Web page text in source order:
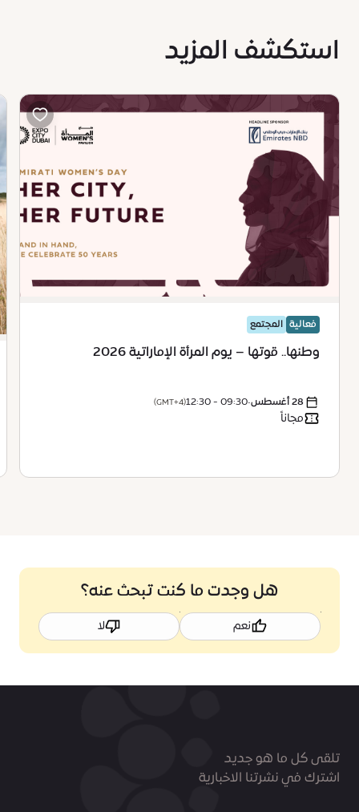
استكشف المزيد
فعالية المجتمع
وطنها.. قوتها – يوم المرأة الإماراتية 2026
28 أغسطس •
09:30 - 12:30
(GMT+4)
مجاناً
هل وجدت ما كنت تبحث عنه؟
نعم لا
تلقى كل ما هو جديد
اشترك في نشرتنا الاخبارية